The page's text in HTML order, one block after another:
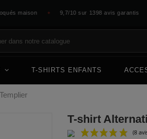
✦ 9,7/10 sur 1398 avis garantis ✦
T-SHIRTS ENFANTS
T-shirt